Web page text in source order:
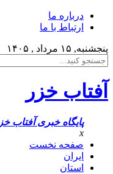
درباره ما
ارتباط با ما
پنجشنبه, ۱۵ مرداد , ۱۴۰۵
آفتاب خزر
پایگاه خبری آفتاب
x
صفحه نخست
ایران
استان